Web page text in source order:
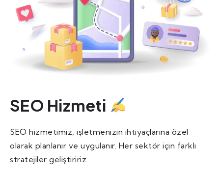
SEO Hizmeti
SEO hizmetimiz, işletmenizin ihtiyaçlarına özel
olarak planlanır ve uygulanır. Her sektör için farklı
stratejiler geliştiririz.